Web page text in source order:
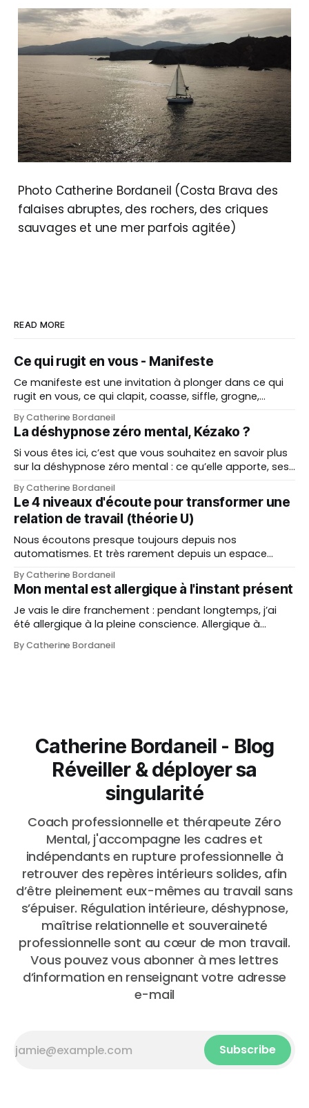
Photo Catherine Bordaneil (Costa Brava des
falaises abruptes, des rochers, des criques
sauvages et une mer parfois agitée)
READ MORE
Ce qui rugit en vous - Manifeste
Ce manifeste est une invitation à plonger dans ce qui
rugit en vous, ce qui clapit, coasse, siffle, grogne,
le sauvage. Aucun outil extérieur ne fera ce chemin à
votre place. Ce qui transforme vient de l'intérieur.
By Catherine Bordaneil
La déshypnose zéro mental, Kézako ?
Si vous êtes ici, c’est que vous souhaitez en savoir plus
sur la déshypnose zéro mental : ce qu’elle apporte, ses
fois ma propre expérience et un condensé des
expériences que j’ai accompagnées, pour vous donner
une vision
By Catherine Bordaneil
Le 4 niveaux d'écoute pour transformer une
relation de travail (théorie U)
Nous écoutons presque toujours depuis nos
automatismes. Et très rarement depuis un espace
des mots simples sur une réalité que beaucoup
ressentent confusément : il existe plusieurs niveaux
d’écoute, et ils ne produisent pas du tout les mêmes
effets. C’est
By Catherine Bordaneil
Mon mental est allergique à l'instant présent
Je vais le dire franchement : pendant longtemps, j’ai
été allergique à la pleine conscience. Allergique à
présente pleinement à l'instant présent était presque
By Catherine Bordaneil
Catherine Bordaneil - Blog
Réveiller & déployer sa
singularité
Coach professionnelle et thérapeute Zéro
Mental, j'accompagne les cadres et
indépendants en rupture professionnelle à
retrouver des repères intérieurs solides, afin
d’être pleinement eux-mêmes au travail sans
s’épuiser. Régulation intérieure, déshypnose,
maîtrise relationnelle et souveraineté
professionnelle sont au cœur de mon travail.
Vous pouvez vous abonner à mes lettres
d’information en renseignant votre adresse
e-mail
Subscribe